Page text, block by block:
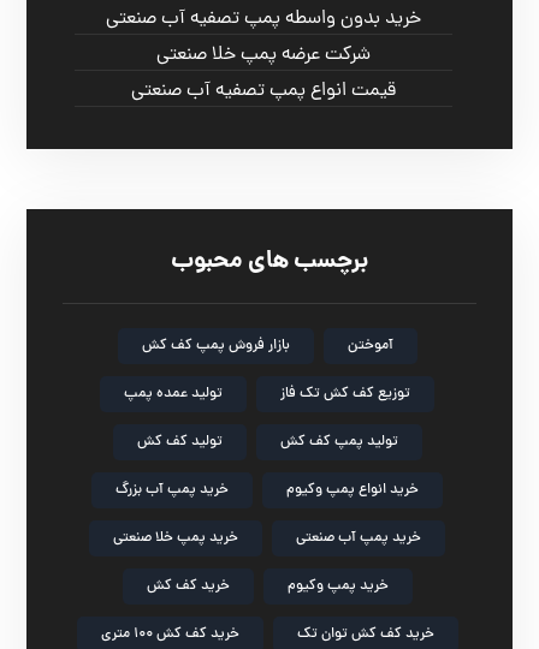
خرید بدون واسطه پمپ تصفیه آب صنعتی
شرکت عرضه پمپ خلا صنعتی
قیمت انواع پمپ تصفیه آب صنعتی
برچسب های محبوب
آموختن بازار فروش پمپ کف کش
توزیع کف کش تک فاز تولید عمده پمپ
تولید پمپ کف کش تولید کف کش
خرید انواع پمپ وکیوم خرید پمپ آب بزرگ
خرید پمپ آب صنعتی خرید پمپ خلا صنعتی
خرید پمپ وکیوم خرید کف کش
خرید کف کش توان تک خرید کف کش ۱۰۰ متری